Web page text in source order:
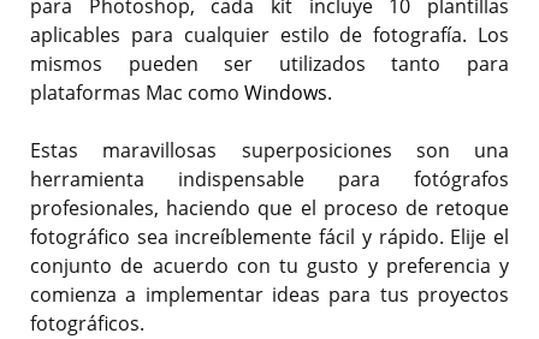
para Photoshop, cada kit incluye 10 plantillas
aplicables para cualquier estilo de fotografía. Los
mismos pueden ser utilizados tanto para
plataformas Mac como Windows.
Estas maravillosas superposiciones son una
herramienta indispensable para fotógrafos
profesionales, haciendo que el proceso de retoque
fotográfico sea increíblemente fácil y rápido. Elije el
conjunto de acuerdo con tu gusto y preferencia y
comienza a implementar ideas para tus proyectos
fotográficos.